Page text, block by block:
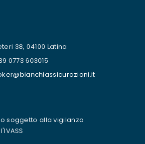
38, 04100 Latina
0773 603015
soggetto alla vigilanza